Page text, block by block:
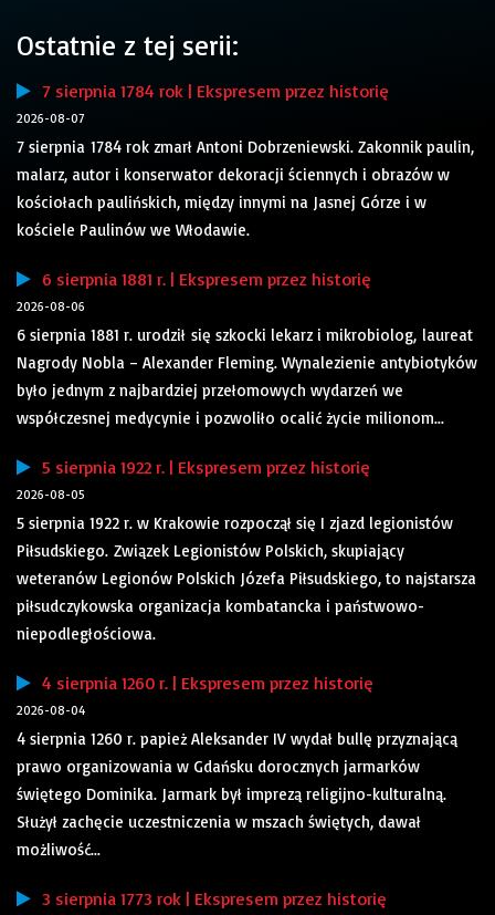
Ostatnie z tej serii:
7 sierpnia 1784 rok | Ekspresem przez historię
2026-08-07
7 sierpnia 1784 rok zmarł Antoni Dobrzeniewski. Zakonnik paulin,
malarz, autor i konserwator dekoracji ściennych i obrazów w
kościołach paulińskich, między innymi na Jasnej Górze i w
kościele Paulinów we Włodawie.
6 sierpnia 1881 r. | Ekspresem przez historię
2026-08-06
6 sierpnia 1881 r. urodził się szkocki lekarz i mikrobiolog, laureat
Nagrody Nobla – Alexander Fleming. Wynalezienie antybiotyków
było jednym z najbardziej przełomowych wydarzeń we
współczesnej medycynie i pozwoliło ocalić życie milionom...
5 sierpnia 1922 r. | Ekspresem przez historię
2026-08-05
5 sierpnia 1922 r. w Krakowie rozpoczął się I zjazd legionistów
Piłsudskiego. Związek Legionistów Polskich, skupiający
weteranów Legionów Polskich Józefa Piłsudskiego, to najstarsza
piłsudczykowska organizacja kombatancka i państwowo-
niepodległościowa.
4 sierpnia 1260 r. | Ekspresem przez historię
2026-08-04
4 sierpnia 1260 r. papież Aleksander IV wydał bullę przyznającą
prawo organizowania w Gdańsku dorocznych jarmarków
świętego Dominika. Jarmark był imprezą religijno-kulturalną.
Służył zachęcie uczestniczenia w mszach świętych, dawał
możliwość...
3 sierpnia 1773 rok | Ekspresem przez historię